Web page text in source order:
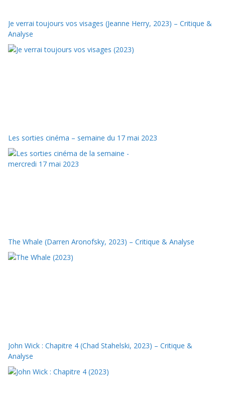
Je verrai toujours vos visages (Jeanne Herry, 2023) – Critique &
Analyse
Les sorties cinéma – semaine du 17 mai 2023
The Whale (Darren Aronofsky, 2023) – Critique & Analyse
John Wick : Chapitre 4 (Chad Stahelski, 2023) – Critique &
Analyse